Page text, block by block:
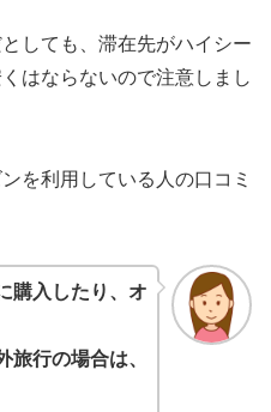
しても、滞在先がハイシー
はならないので注意しまし
を利用している人の口コミ
購入したり、オ
旅行の場合は、